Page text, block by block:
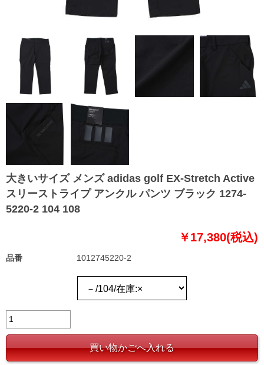
大きいサイズ メンズ adidas golf EX-Stretch Active
スリーストライプ アンクル パンツ ブラック 1274-
5220-2 104 108
￥17,380(税込)
品番 1012745220-2